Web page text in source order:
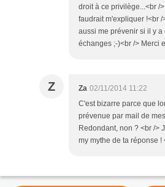
droit à ce privilège...<br /
faudrait m'expliquer !<br
aussi me prévenir si il y
échanges ;-)<br /> Merci
Z Za 02/11/2014 11:22
C'est bizarre parce que
prévenue par mail de
Redondant, non ? <br />
my mythe de ta réponse !